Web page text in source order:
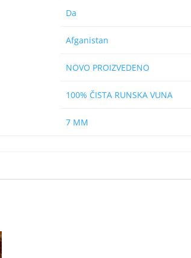
Da
Afganistan
NOVO PROIZVEDENO
100% ČISTA RUNSKA VUNA
7 MM